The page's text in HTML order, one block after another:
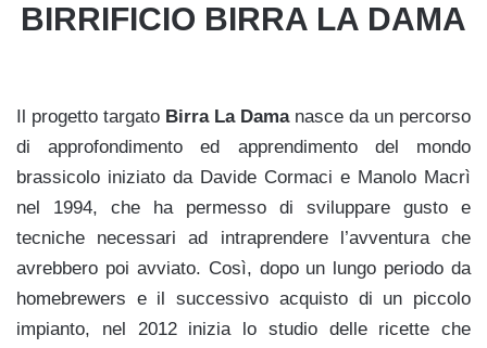
BIRRIFICIO BIRRA LA DAMA
Il progetto targato Birra La Damanasce da un percorso
di approfondimento ed apprendimento del mondo
brassicolo iniziato da Davide Cormaci e Manolo Macrì
nel 1994, che ha permesso di sviluppare gusto e
tecniche necessari ad intraprendere l’avventura che
avrebbero poi avviato. Così, dopo un lungo periodo da
homebrewers e il successivo acquisto di un piccolo
impianto, nel 2012 inizia lo studio delle ricette che